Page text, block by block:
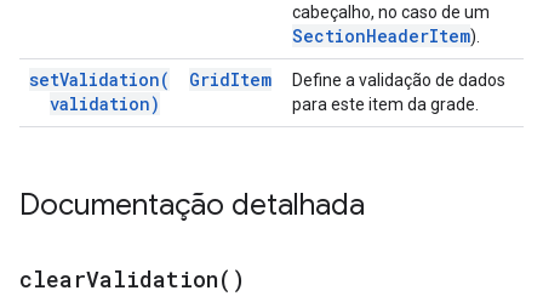
cabeçalho, no caso de um
SectionHeaderItem).
setValidation(
validation)
GridItem
Define a validação de dados
para este item da grade.
Documentação detalhada
clearValidation( )